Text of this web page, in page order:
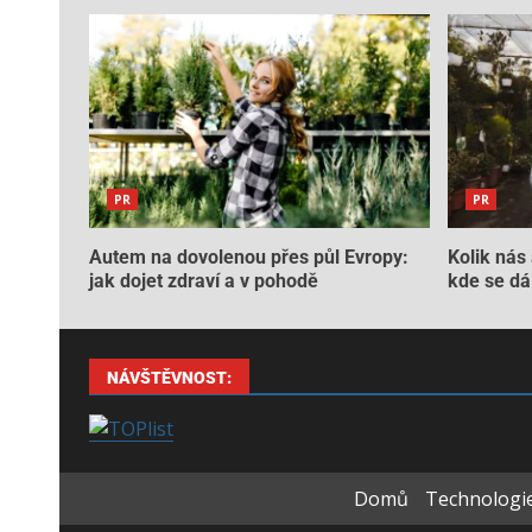
PR
Autem na dovolenou přes půl Evropy:
jak dojet zdraví a v pohodě
PR
Kolik nás
kde se
NÁVŠTĚVNOST:
Domů